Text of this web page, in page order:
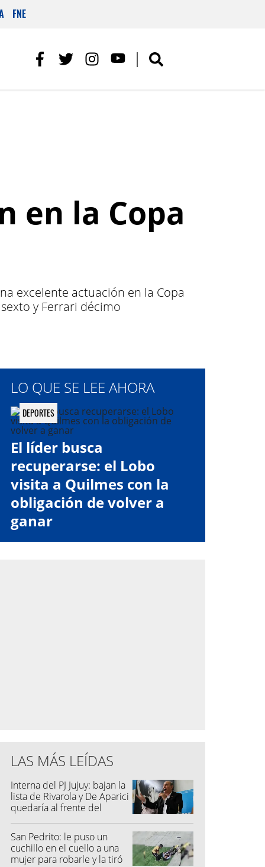
FNE
en la Copa
excelente actuación en la Copa
y Ferrari décimo
LO QUE SE LEE AHORA
DEPORTES
El líder busca
recuperarse: el Lobo
visita a Quilmes con la
obligación de volver a
ganar
LAS MÁS LEÍDAS
Interna del PJ Jujuy: bajan la
lista de Rivarola y De Aparici
quedaría al frente del
San Pedrito: le puso un
cuchillo en el cuello a una
mujer para robarle y la tiró